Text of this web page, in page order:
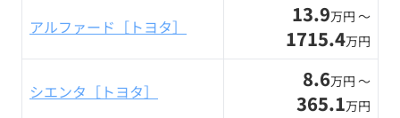
アルファード［トヨタ］ 13.9万円 〜
1715.4万円
シエンタ［トヨタ］ 8.6万円 〜
365.1万円